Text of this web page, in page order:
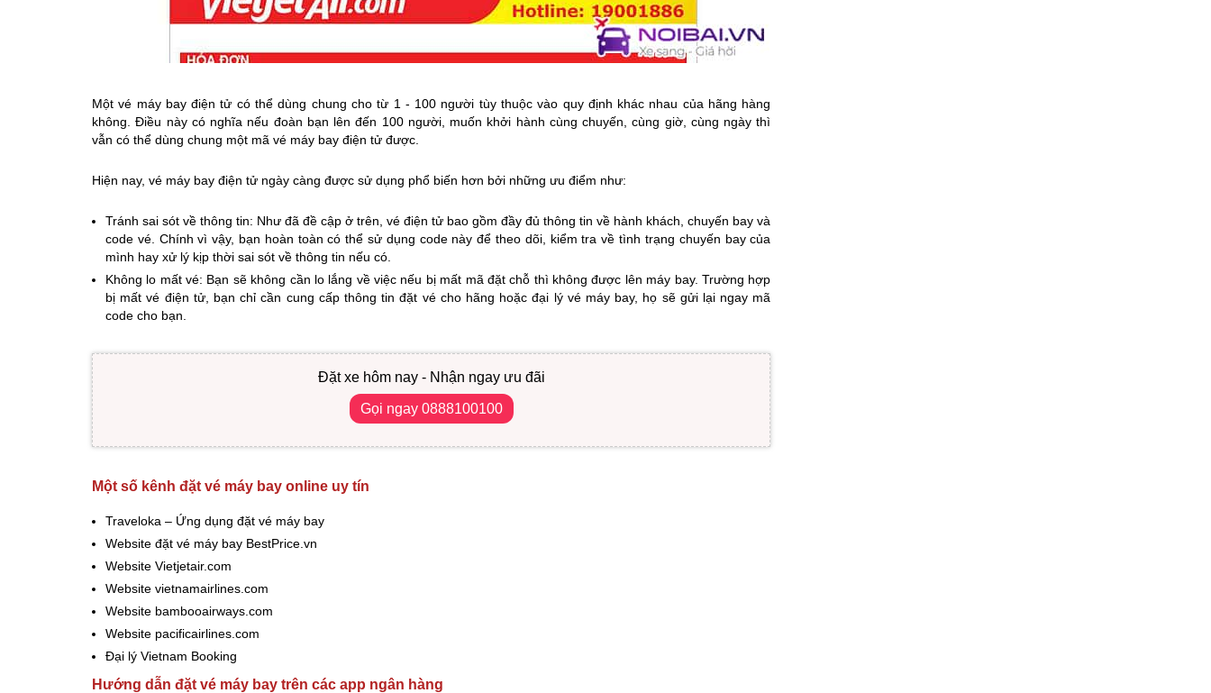
Một vé máy bay điện tử có thể dùng chung cho từ 1 - 100 người tùy thuộc vào quy định khác nhau của hãng hàng
không. Điều này có nghĩa nếu đoàn bạn lên đến 100 người, muốn khởi hành cùng chuyến, cùng giờ, cùng ngày thì
vẫn có thể dùng chung một mã vé máy bay điện tử được.
Hiện nay, vé máy bay điện tử ngày càng được sử dụng phổ biến hơn bởi những ưu điểm như:
Tránh sai sót về thông tin: Như đã đề cập ở trên, vé điện tử bao gồm đầy đủ thông tin về hành khách, chuyến bay và
code vé. Chính vì vậy, bạn hoàn toàn có thể sử dụng code này để theo dõi, kiểm tra về tình trạng chuyến bay của
mình hay xử lý kịp thời sai sót về thông tin nếu có.
Không lo mất vé: Bạn sẽ không cần lo lắng về việc nếu bị mất mã đặt chỗ thì không được lên máy bay. Trường hợp
bị mất vé điện tử, bạn chỉ cần cung cấp thông tin đặt vé cho hãng hoặc đại lý vé máy bay, họ sẽ gửi lại ngay mã
code cho bạn.
Đặt xe hôm nay - Nhận ngay ưu đãi
Gọi ngay 0888100100
Một số kênh đặt vé máy bay online uy tín
Traveloka – Ứng dụng đặt vé máy bay
Website đặt vé máy bay BestPrice.vn
Website Vietjetair.com
Website vietnamairlines.com
Website bambooairways.com
Website pacificairlines.com
Đại lý Vietnam Booking
Hướng dẫn đặt vé máy bay trên các app ngân hàng